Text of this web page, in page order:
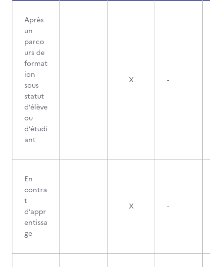
Après
un
parco
urs de
format
ion
sous
statut
d’élève
ou
d’étudi
ant
X -
En
contra
t
d’appr
entissa
ge
X -